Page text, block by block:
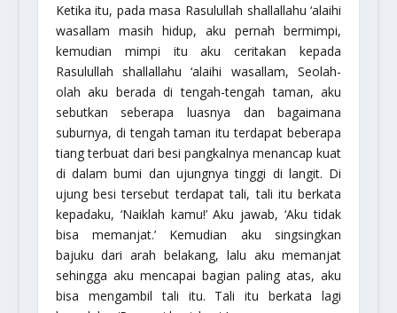
Ketika itu, pada masa Rasulullah shallallahu ‘alaihi
wasallam masih hidup, aku pernah bermimpi,
kemudian mimpi itu aku ceritakan kepada
Rasulullah shallallahu ‘alaihi wasallam, Seolah-
olah aku berada di tengah-tengah taman, aku
sebutkan seberapa luasnya dan bagaimana
suburnya, di tengah taman itu terdapat beberapa
tiang terbuat dari besi pangkalnya menancap kuat
di dalam bumi dan ujungnya tinggi di langit. Di
ujung besi tersebut terdapat tali, tali itu berkata
kepadaku, ‘Naiklah kamu!’ Aku jawab, ‘Aku tidak
bisa memanjat.’ Kemudian aku singsingkan
bajuku dari arah belakang, lalu aku memanjat
sehingga aku mencapai bagian paling atas, aku
bisa mengambil tali itu. Tali itu berkata lagi